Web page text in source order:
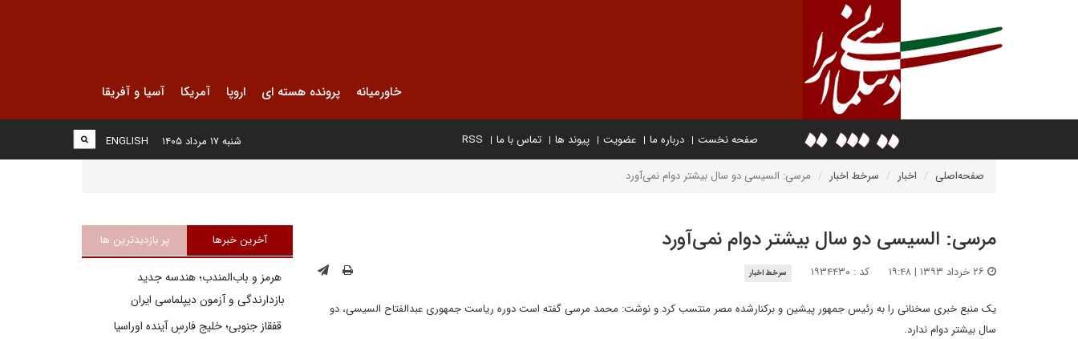
خاورمیانه پرونده هسته ای اروپا آمریکا آسیا و آفریقا
صفحه نخست درباره ما عضویت پیوند ها تماس با ما RSS
ENGLISH شنبه ۱۷ مرداد ۱۴۰۵
صفحه‌اصلی اخبار سرخط اخبار مرسی: السیسی دو سال بیشتر دوام نمی‌آورد
مرسی: السیسی دو سال بیشتر دوام نمی‌آورد
کد : ۱۹۳۴۴۳۰ سرخط اخبار
یک منبع خبری سخنانی را به رئیس جمهور پیشین و برکنارشده مصر منتسب کرد و نوشت: محمد مرسی گفته است دوره ریاست جمهوری عبدالفتاح السیسی، دو
سال بیشتر دوام ندارد.
آخرین خبرها پر بازدیدترین ها
هرمز و باب‌المندب؛ هندسه جدید
بازدارندگی و آزمون دیپلماسی ایران
قفقاز جنوبی؛ خلیج فارسِ آینده اوراسیا